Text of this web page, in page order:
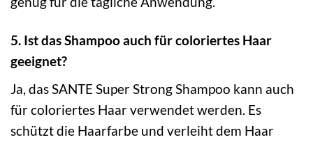
5. Ist das Shampoo auch für coloriertes Haar
geeignet?
Ja, das SANTE Super Strong Shampoo kann auch
für coloriertes Haar verwendet werden. Es
schützt die Haarfarbe und verleiht dem Haar